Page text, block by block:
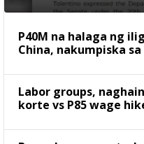
P40M na halaga ng
China, nakumpiska
Labor groups,
korte vs P85 wage